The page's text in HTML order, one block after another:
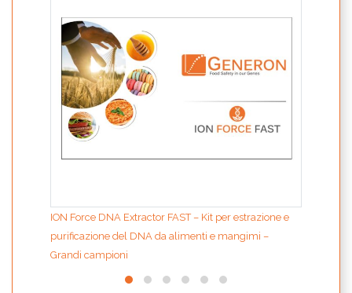
ION Force DNA Extractor FAST – Kit per estrazione e
purificazione del DNA da alimenti e mangimi –
Grandi campioni